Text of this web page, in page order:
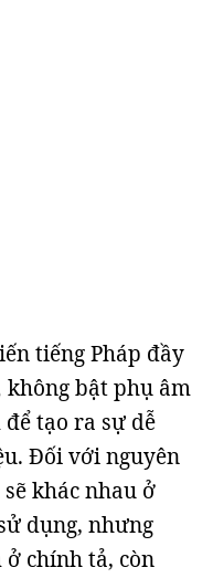
tiếng Pháp đầy
không bật phụ âm
tạo ra sự dễ
Đối với nguyên
khác nhau ở
dụng, nhưng
chính tả, còn